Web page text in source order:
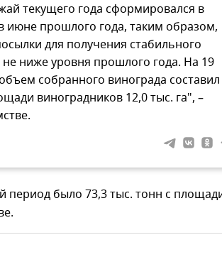
текущего года сформировался в
июне прошлого года, таким образом,
для получения стабильного
не ниже уровня прошлого года. На 19
собранного винограда составил
виноградников 12,0 тыс. га", –
период было 73,3 тыс. тонн с